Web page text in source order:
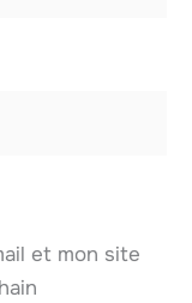
et mon site